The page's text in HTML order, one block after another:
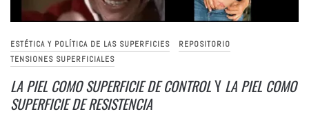
ESTÉTICA Y POLÍTICA DE LAS SUPERFICIES
REPOSITORIO
TENSIONES SUPERFICIALES
LA PIEL COMO SUPERFICIE DE CONTROLY LA PIEL COMO
SUPERFICIE DE RESISTENCIA